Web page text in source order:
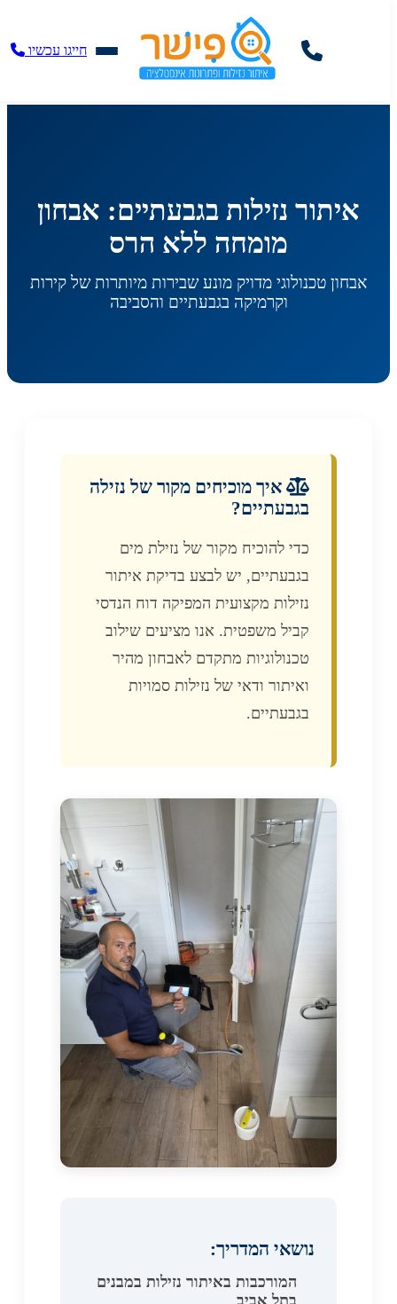
חייגו עכשיו
איתור נזילות בגבעתיים: אבחון
מומחה ללא הרס
אבחון טכנולוגי מדויק מונע שבירות מיותרות של קירות
וקרמיקה בגבעתיים והסביבה
איך מוכיחים מקור של נזילה
בגבעתיים?
כדי להוכיח מקור של נזילת מים
בגבעתיים, יש לבצע בדיקת איתור
נזילות מקצועית המפיקה דוח הנדסי
קביל משפטית. אנו מציעים שילוב
טכנולוגיות מתקדם לאבחון מהיר
ואיתור ודאי של נזילות סמויות
בגבעתיים.
נושאי המדריך:
המורכבות באיתור נזילות במבנים
בתל אביב